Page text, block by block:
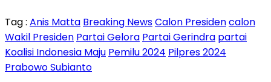
Tag : Anis Matta Breaking NewsCalon Presidencalon
Wakil Presiden Partai Gelora Partai Gerindra partai
Koalisi Indonesia Maju Pemilu 2024 Pilpres 2024
Prabowo Subianto